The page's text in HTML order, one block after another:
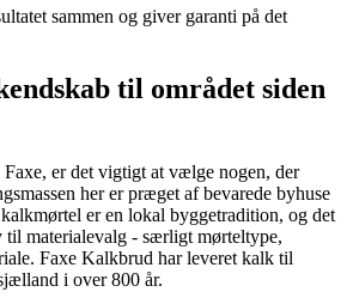
sammen og giver garanti på det
til området siden
er det vigtigt at vælge nogen, der
her er præget af bevarede byhuse
er en lokal byggetradition, og det
til materialevalg - særligt mørteltype,
Faxe Kalkbrud har leveret kalk til
i over 800 år.